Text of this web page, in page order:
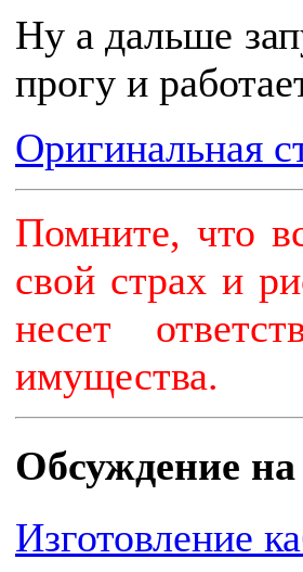
Ну а дальше
прогу и
Оригинальная
Помните, что
свой страх и
несет
имущества.
Обсуждение
Изготовление